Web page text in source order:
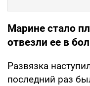
Марине стало
отвезли ее в
Развязка
последний раз